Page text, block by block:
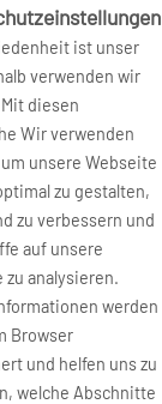
ist unser
verwenden wir
diesen
Wir verwenden
unsere Webseite
zu gestalten,
zu verbessern und
auf unsere
zu analysieren.
werden
Browser
und helfen uns zu
welche Abschnitte